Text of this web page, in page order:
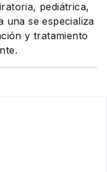
pediátrica,
una se especializa
y tratamiento